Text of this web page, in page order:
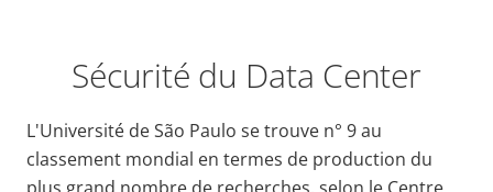
Sécurité du Data Center
L'Université de São Paulo se trouve n° 9 au
classement mondial en termes de production du